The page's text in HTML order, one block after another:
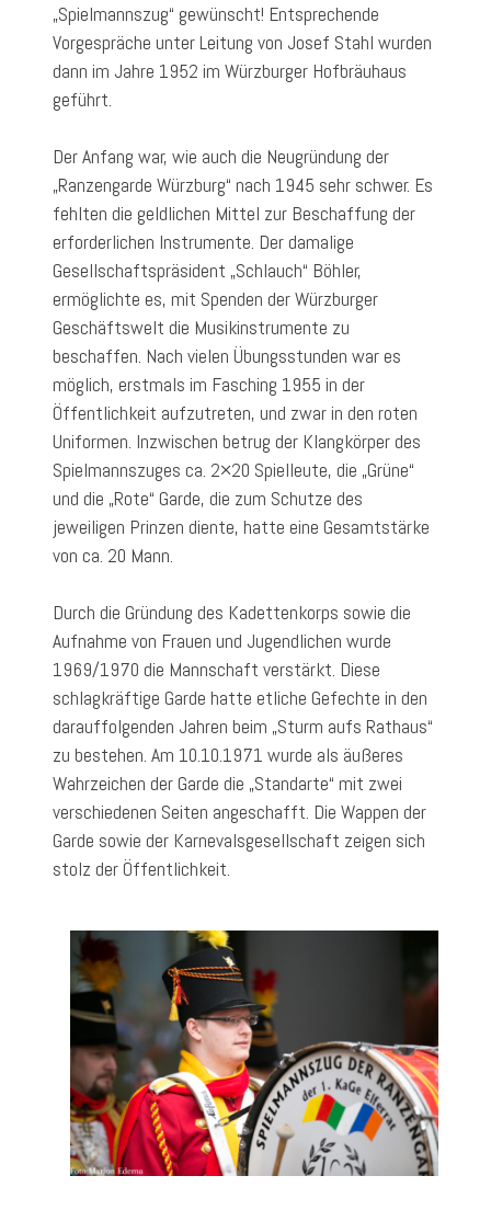
„Spielmannszug“ gewünscht! Entsprechende
Vorgespräche unter Leitung von Josef Stahl wurden
dann im Jahre 1952 im Würzburger Hofbräuhaus
geführt.
Der Anfang war, wie auch die Neugründung der
„Ranzengarde Würzburg“ nach 1945 sehr schwer. Es
fehlten die geldlichen Mittel zur Beschaffung der
erforderlichen Instrumente. Der damalige
Gesellschaftspräsident „Schlauch“ Böhler,
ermöglichte es, mit Spenden der Würzburger
Geschäftswelt die Musikinstrumente zu
beschaffen. Nach vielen Übungsstunden war es
möglich, erstmals im Fasching 1955 in der
Öffentlichkeit aufzutreten, und zwar in den roten
Uniformen. Inzwischen betrug der Klangkörper des
Spielmannszuges ca. 2×20 Spielleute, die „Grüne“
und die „Rote“ Garde, die zum Schutze des
jeweiligen Prinzen diente, hatte eine Gesamtstärke
von ca. 20 Mann.
Durch die Gründung des Kadettenkorps sowie die
Aufnahme von Frauen und Jugendlichen wurde
1969/1970 die Mannschaft verstärkt. Diese
schlagkräftige Garde hatte etliche Gefechte in den
darauffolgenden Jahren beim „Sturm aufs Rathaus“
zu bestehen. Am 10.10.1971 wurde als äußeres
Wahrzeichen der Garde die „Standarte“ mit zwei
verschiedenen Seiten angeschafft. Die Wappen der
Garde sowie der Karnevalsgesellschaft zeigen sich
stolz der Öffentlichkeit.